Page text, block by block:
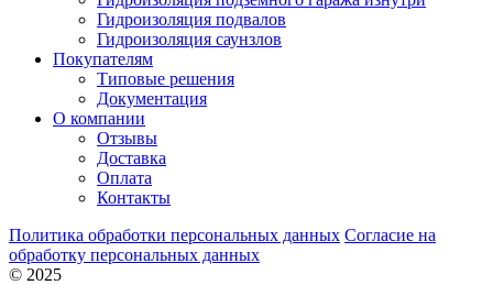
Гидроизоляция подвалов
Гидроизоляция саунзлов
Покупателям
Типовые решения
Документация
О компании
Отзывы
Доставка
Оплата
Контакты
Политика обработки персональных данных Согласие на
обработку персональных данных
© 2025